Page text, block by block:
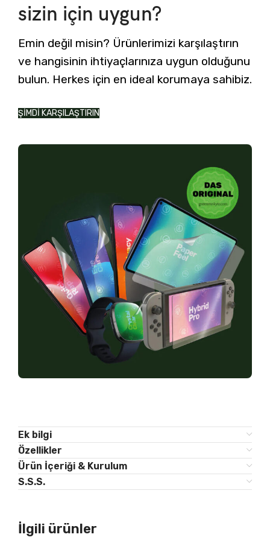
sizin için uygun?
Emin değil misin? Ürünlerimizi karşılaştırın
ve hangisinin ihtiyaçlarınıza uygun olduğunu
bulun. Herkes için en ideal korumaya sahibiz.
ŞİMDİ KARŞILAŞTIRIN
Ek bilgi
Özellikler
Ürün İçeriği & Kurulum
S.S.S.
İlgili ürünler